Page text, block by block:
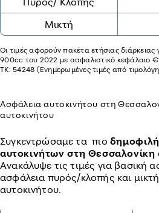
Μικτή
Oι τιμές αφορούν πακέτα ετήσιας
900cc του 2022 με ασφαλιστικό κεφάλαιο
ΤΚ: 54248 (Ενημερωμένες τιμές από
Ασφάλεια αυτοκινήτου στη
αυτοκινήτου
Συγκεντρώσαμε τα πιο
αυτοκινήτων στη Θεσσαλονίκη
Ανακάλυψε τις τιμές για βασική
ασφάλεια πυρός/κλοπής και
αυτοκινήτου.